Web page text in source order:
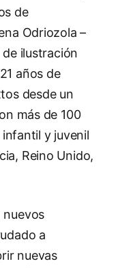
de
Odriozola –
ilustración
años de
desde un
más de 100
y juvenil
Reino Unido,
nuevos
a
nuevas